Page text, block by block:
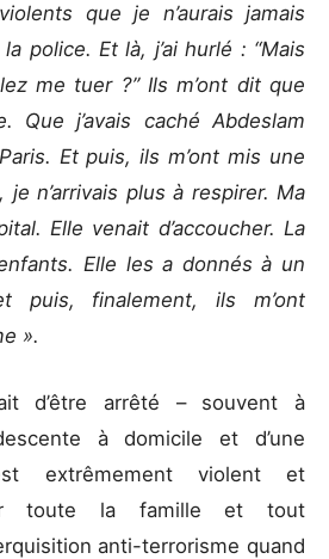
que je n’aurais jamais
police. Et là, j’ai hurlé : “Mais
me tuer ?” Ils m’ont dit que
Que j’avais caché Abdeslam
Et puis, ils m’ont mis une
n’arrivais plus à respirer. Ma
Elle venait d’accoucher. La
Elle les a donnés à un
puis, finalement, ils m’ont
».
arrêté – souvent à
à domicile et d’une
extrêmement violent et
toute la famille et tout
anti-terrorisme quand